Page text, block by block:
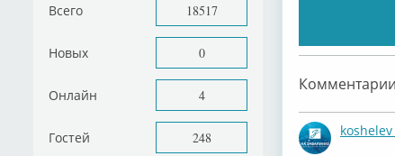
Всего 18517
Новых 0
Онлайн 4
Гостей 248